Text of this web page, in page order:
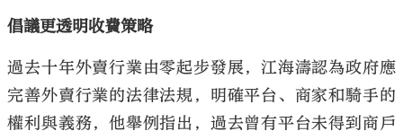
倡議更透明收費策略
過去十年外賣行業由零起步發展，江海濤認為政府應
完善外賣行業的法律法規，明確平台、商家和騎手的
權利與義務，他舉例指出，過去曾有平台未得到商戶